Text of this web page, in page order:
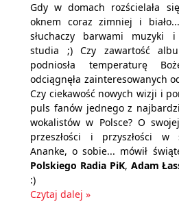
Gdy w domach rozścielała
oknem coraz zimniej i
słuchaczy barwami muzyki
studia ;) Czy zawartość
podniosła temperaturę
odciągnęła zainteresowanych
Czy ciekawość nowych wizji i
puls fanów jednego z
wokalistów w Polsce? O
przeszłości i przyszłości w
Ananke, o sobie... mówił
Polskiego Radia PiK, Adam
:)
Czytaj dalej »